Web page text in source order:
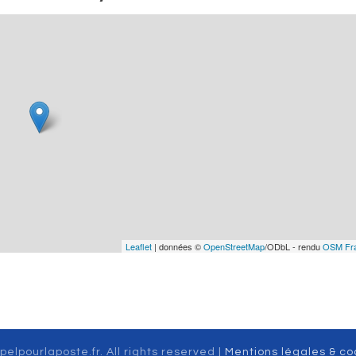
Leaflet | données ©OpenStreetMap/ODbL - renduOSM
All rights reserved | Mentions légales &